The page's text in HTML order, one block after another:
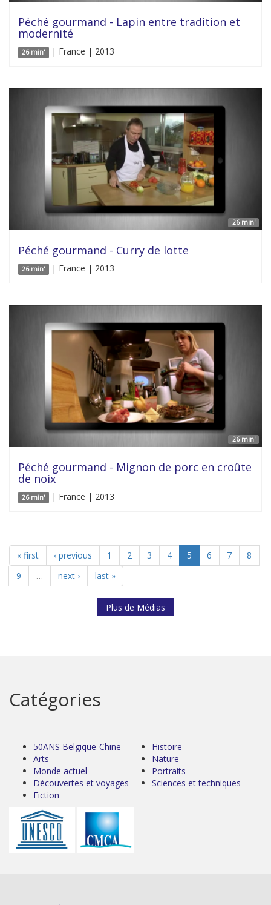
Péché gourmand - Lapin entre tradition et
modernité
26 min' | France | 2013
26 min'
Péché gourmand - Curry de lotte
26 min' | France | 2013
26 min'
Péché gourmand - Mignon de porc en croûte
de noix
26 min' | France | 2013
« first ‹ previous 1 2 3 4 5 6 7
8
9
… next › last »
Plus de Médias
Catégories
50ANS Belgique-Chine
Arts
Monde actuel
Découvertes et voyages
Fiction
Histoire
Nature
Portraits
Sciences et techniques